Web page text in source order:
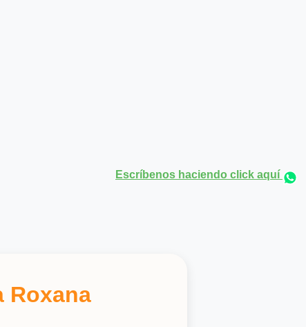
Escríbenos haciendo click aquí
Roxana